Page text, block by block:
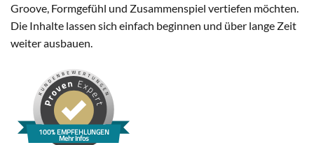
Groove, Formgefühl und Zusammenspiel vertiefen möchten.
Die Inhalte lassen sich einfach beginnen und über lange Zeit
weiter ausbauen.
100% EMPFEHLUNGEN
Mehr Infos